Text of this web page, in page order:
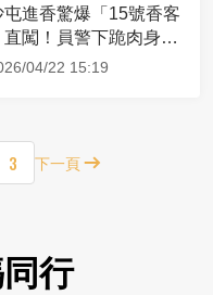
屯進香驚爆「15號香客
直闖！員警下跪肉身擋
讓行人先過
04/22 15:19
3 下一頁
行